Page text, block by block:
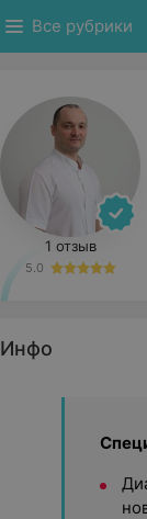
Все рубрики
1 отзыв
5.0
Инфо